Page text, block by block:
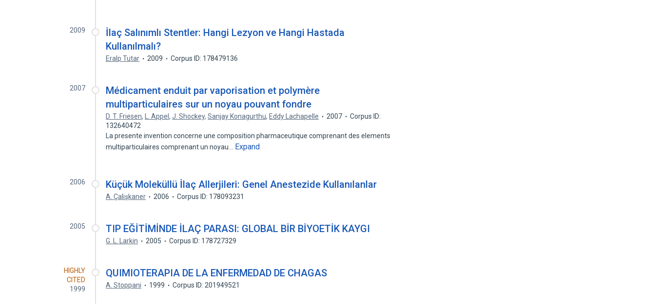
2009
İlaç Salınımlı Stentler: Hangi Lezyon ve Hangi Hastada
Kullanılmalı?
Eralp Tutar 2009 Corpus ID: 178479136
2007
Médicament enduit par vaporisation et polymère
multiparticulaires sur un noyau pouvant fondre
D. T. Friesen, L. Appel,J. Shockey,Sanjay Konagurthu, Eddy Lachapelle 2007
Corpus ID:
132640472
La presente invention concerne une composition pharmaceutique comprenant des elements
multiparticulaires comprenant un noyau…
Expand
2006 Küçük Moleküllü İlaç Allerjileri: Genel Anestezide Kullanılanlar
A. Çalişkaner 2006 Corpus ID: 178093231
2005 TIP EĞİTİMİNDE İLAÇ PARASI: GLOBAL BİR BİYOETİK KAYGI
G. L. Larkin 2005 Corpus ID: 178727329
HIGHLY
CITED
1999
QUIMIOTERAPIA DE LA ENFERMEDAD DE CHAGAS
A. Stoppani 1999 Corpus ID: 201949521